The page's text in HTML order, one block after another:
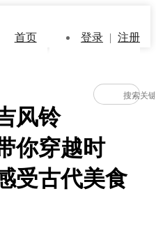
首页 登录 | 注册
风铃
你穿越时
受古代美食